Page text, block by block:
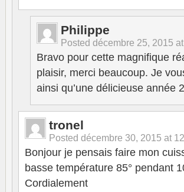
Philippe
Posted décembre 25, 2015
Bravo pour cette magnifique
plaisir, merci beaucoup. Je
ainsi qu’une délicieuse année
tronel
Posted décembre 30, 2015 at
Bonjour je pensais faire mon
basse température 85° pendant
Cordialement